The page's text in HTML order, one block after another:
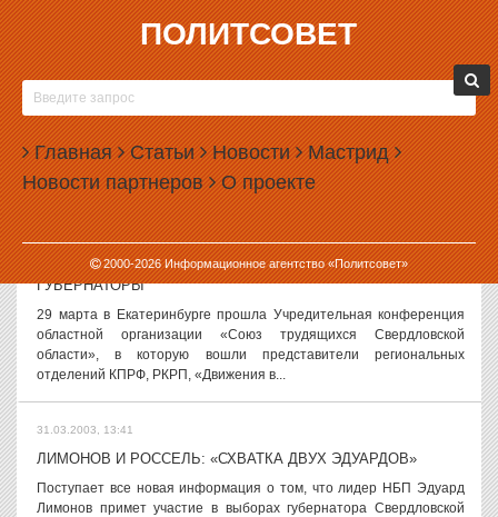
ПОЛИТСОВЕТ
Главная Статьи Новости Мастрид
Новости партнеров О проекте
2000-2026Информационное агентство «Политсовет»
31.03.2003, 16:49
ПОЛИТИЧЕСКОЕ ПИКЕ
29 марта в Москве прошел 2-й съезд партии «Единая Россия».
Одним из полутысячи гостей и активистов, пригашенных
устроителями на это масштабное мероприятие, стал и губернатор
Свердловской области...
31.03.2003, 16:03
«ЛЕВЫЕ» ОПРЕДЕЛЯЮТСЯ С КАНДИДАТОМ В
ГУБЕРНАТОРЫ
29 марта в Екатеринбурге прошла Учредительная конференция
областной организации «Союз трудящихся Свердловской
области», в которую вошли представители региональных
отделений КПРФ, РКРП, «Движения в...
31.03.2003, 13:41
ЛИМОНОВ И РОССЕЛЬ: «СХВАТКА ДВУХ ЭДУАРДОВ»
Поступает все новая информация о том, что лидер НБП Эдуард
Лимонов примет участие в выборах губернатора Свердловской